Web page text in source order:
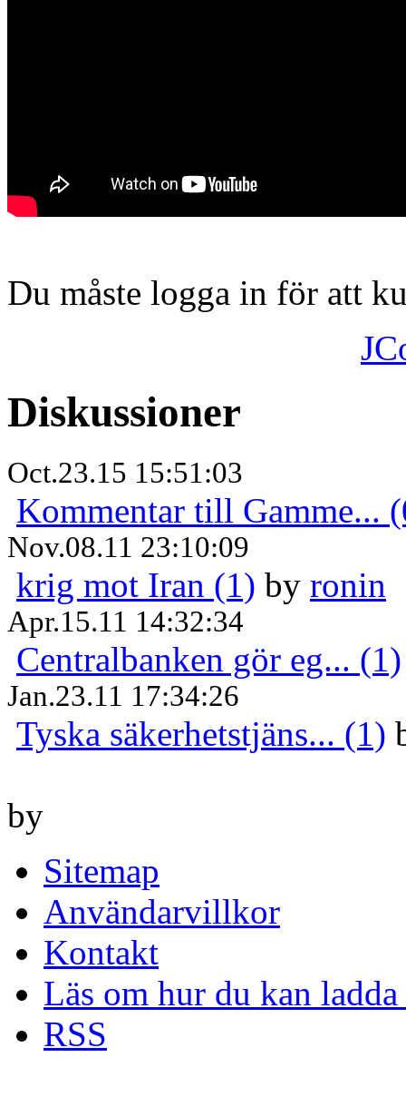
Du måste logga in för att
Diskussioner
Oct.23.15 15:51:03
Kommentar till Gamme...
Nov.08.11 23:10:09
krig mot Iran (1) by ronin
Apr.15.11 14:32:34
Centralbanken gör eg... (1)
Jan.23.11 17:34:26
Tyska säkerhetstjäns... (1)
by
Sitemap
Användarvillkor
Kontakt
Läs om hur du kan
RSS